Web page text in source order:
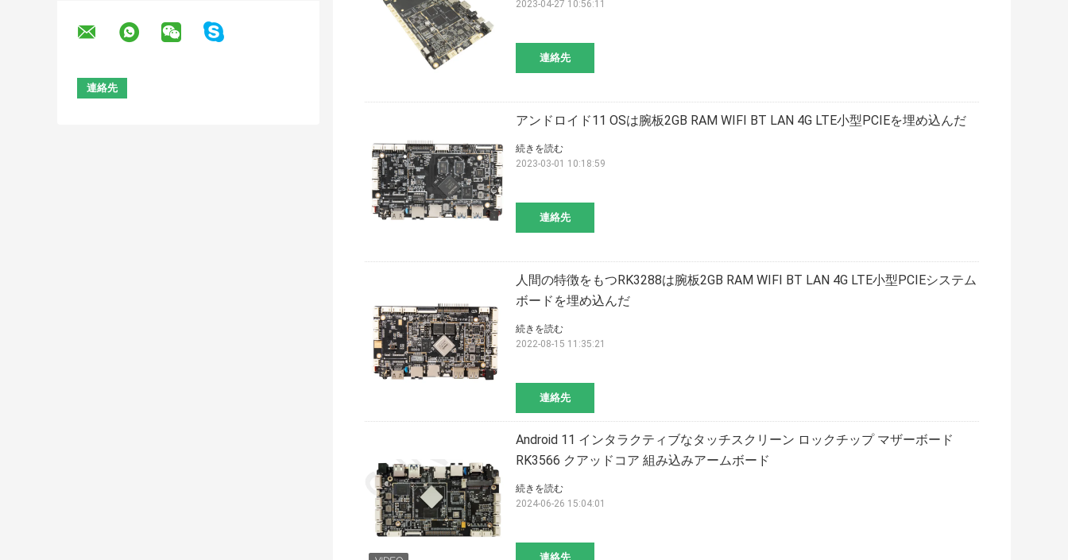
連絡先
2023-04-27 10:56:11
アンドロイド11 OSは腕板2GB RAM WIFI BT LAN 4G LTE小型PCIEを埋め込んだ
連絡先
続きを読む
2023-03-01 10:18:59
人間の特徴をもつRK3288は腕板2GB RAM WIFI BT LAN 4G LTE小型PCIEシステム
ボードを埋め込んだ
連絡先
続きを読む
2022-08-15 11:35:21
Android 11 インタラクティブなタッチスクリーン ロックチップ マザーボード
RK3566 クアッドコア 組み込みアームボード
連絡先
続きを読む
2024-06-26 15:04:01